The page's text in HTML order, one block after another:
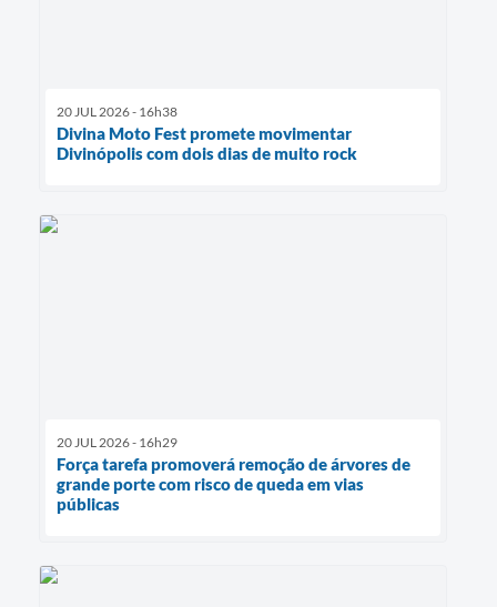
20 JUL 2026 - 16h38
Divina Moto Fest promete movimentar
Divinópolis com dois dias de muito rock
20 JUL 2026 - 16h29
Força tarefa promoverá remoção de árvores de
grande porte com risco de queda em vias
públicas